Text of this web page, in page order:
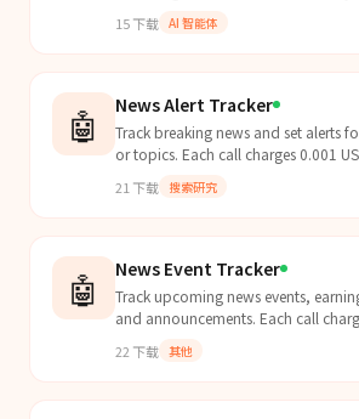
15下载 AI 智能体
🤖 News Alert Tracker
Track breaking news and set alerts
or topics. Each call charges 0.001
21 下载 搜索研究
🤖 News Event Tracker
Track upcoming news events,
and announcements. Each call
22 下载 其他